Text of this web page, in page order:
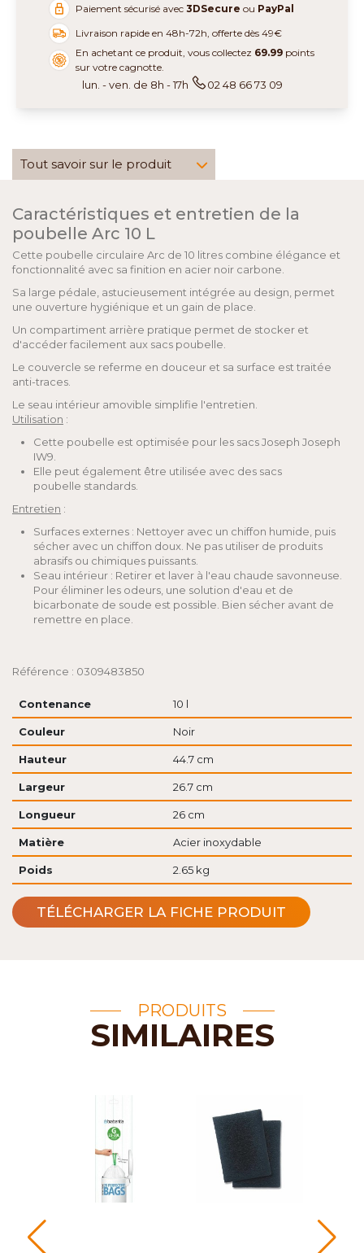
Paiement sécurisé avec3DSecure ou PayPal
Livraison rapide en 48h-72h, offerte dès 49€
En achetant ce produit, vous collectez 69.99 points
sur votre cagnotte.
lun. - ven. de 8h - 17h 02 48 66 73 09
Tout savoir sur le produit
Caractéristiques et entretien de la
poubelle Arc 10 L
Cette poubelle circulaire Arc de 10 litres combine élégance et
fonctionnalité avec sa finition en acier noir carbone.
Sa large pédale, astucieusement intégrée au design, permet
une ouverture hygiénique et un gain de place.
Un compartiment arrière pratique permet de stocker et
d'accéder facilement aux sacs poubelle.
Le couvercle se referme en douceur et sa surface est traitée
anti-traces.
Le seau intérieur amovible simplifie l'entretien.
Utilisation :
Cette poubelle est optimisée pour les sacs Joseph Joseph
IW9.
Elle peut également être utilisée avec des sacs
poubelle standards.
Entretien :
Surfaces externes : Nettoyer avec un chiffon humide, puis
sécher avec un chiffon doux. Ne pas utiliser de produits
abrasifs ou chimiques puissants.
Seau intérieur : Retirer et laver à l'eau chaude savonneuse.
Pour éliminer les odeurs, une solution d'eau et de
bicarbonate de soude est possible. Bien sécher avant de
remettre en place.
Référence : 0309483850
Contenance 10 l
Couleur Noir
Hauteur 44.7 cm
Largeur 26.7 cm
Longueur 26 cm
Matière Acier inoxydable
Poids 2.65 kg
TÉLÉCHARGER LA FICHE PRODUIT
PRODUITS
SIMILAIRES